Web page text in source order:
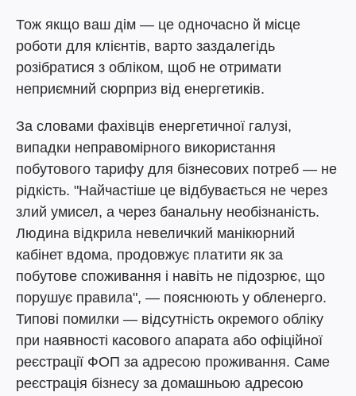
Тож якщо ваш дім — це одночасно й місце
роботи для клієнтів, варто заздалегідь
розібратися з обліком, щоб не отримати
неприємний сюрприз від енергетиків.
За словами фахівців енергетичної галузі,
випадки неправомірного використання
побутового тарифу для бізнесових потреб — не
рідкість. "Найчастіше це відбувається не через
злий умисел, а через банальну необізнаність.
Людина відкрила невеличкий манікюрний
кабінет вдома, продовжує платити як за
побутове споживання і навіть не підозрює, що
порушує правила", — пояснюють у обленерго.
Типові помилки — відсутність окремого обліку
при наявності касового апарата або офіційної
реєстрації ФОП за адресою проживання. Саме
реєстрація бізнесу за домашньою адресою